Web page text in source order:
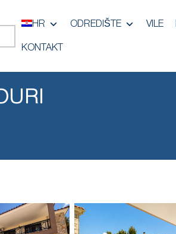
HR ODREDIŠTE VILE
KONTAKT